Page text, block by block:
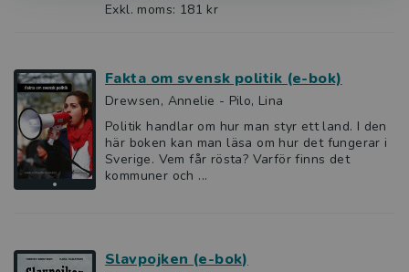
Exkl. moms: 181 kr
Fakta om svensk politik (e-bok)
Drewsen, Annelie - Pilo, Lina
Politik handlar om hur man styr ett land. I den
här boken kan man läsa om hur det fungerar i
Sverige. Vem får rösta? Varför finns det
kommuner och ...
Slavpojken (e-bok)